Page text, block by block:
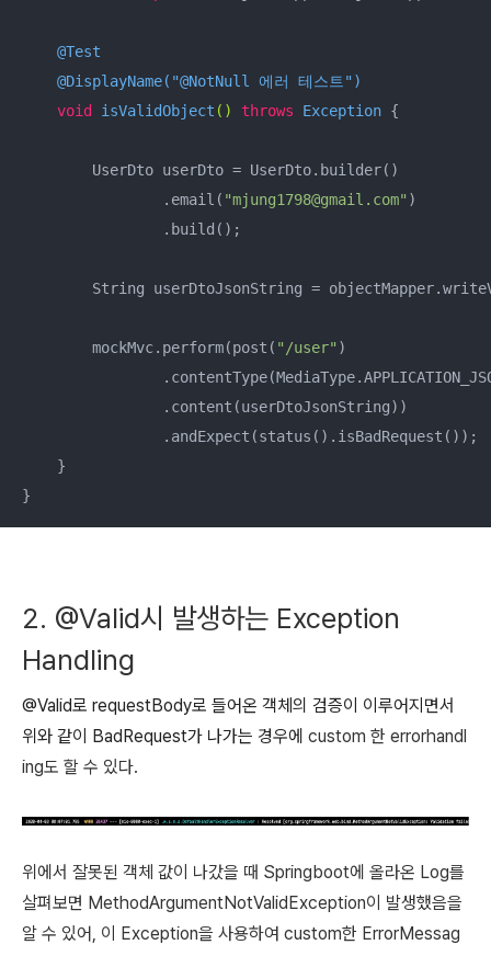
@Test
@DisplayName("@NotNull 에러 테스트")
void
isValidObject () throws Exception {
        UserDto userDto = UserDto.builder()
                .email(
"mjung1798@gmail.com" )
                .build();
String userDtoJsonString =
        mockMvc.perform(post(
"/user" )
                .content(userDtoJsonString))
                .andExpect(status().isBadRequest());
    }
}
2. @Valid시 발생하는 Exception
Handling
@Valid로 requestBody로 들어온 객체의 검증이 이루어지면서
위와 같이 BadRequest가 나가는 경우에 custom 한 errorhandl
ing도 할 수 있다.
위에서 잘못된 객체 값이 나갔을 때 Springboot에 올라온 Log를
살펴보면 MethodArgumentNotValidException이 발생했음을
알 수 있어, 이 Exception을 사용하여 custom한 ErrorMessag